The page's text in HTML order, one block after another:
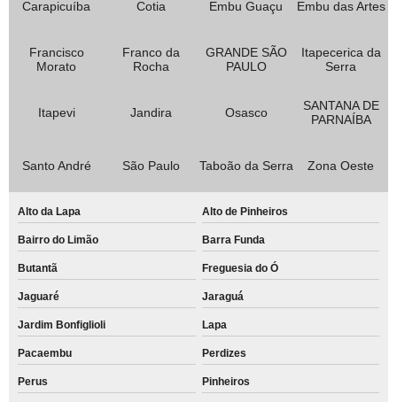
Carapicuíba Cotia Embu Guaçu Embu das Artes
Francisco
Morato
Franco da
Rocha
GRANDE SÃO
PAULO
Itapecerica da
Serra
Itapevi Jandira Osasco
SANTANA DE
PARNAÍBA
Santo André São Paulo Taboão da Serra Zona Oeste
Alto da Lapa Alto de Pinheiros
Bairro do Limão Barra Funda
Butantã Freguesia do Ó
Jaguaré Jaraguá
Jardim Bonfiglioli Lapa
Pacaembu Perdizes
Perus Pinheiros